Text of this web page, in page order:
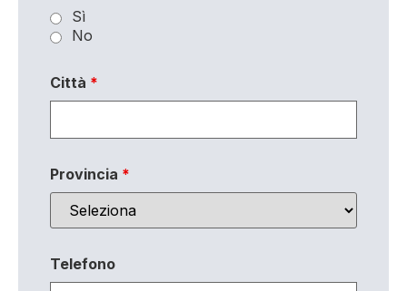
Sì
No
Città *
Provincia *
Telefono